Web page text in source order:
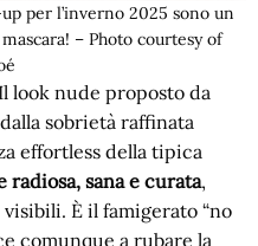
per l’inverno 2025 sono un
– Photo courtesy of
look nude proposto da
sobrietà raffinata
effortless della tipica
radiosa, sana e curata,
È il famigerato “no
comunque a rubare la